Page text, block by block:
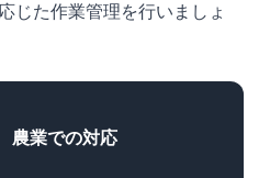
じた作業管理を行いましょ
農業での対応